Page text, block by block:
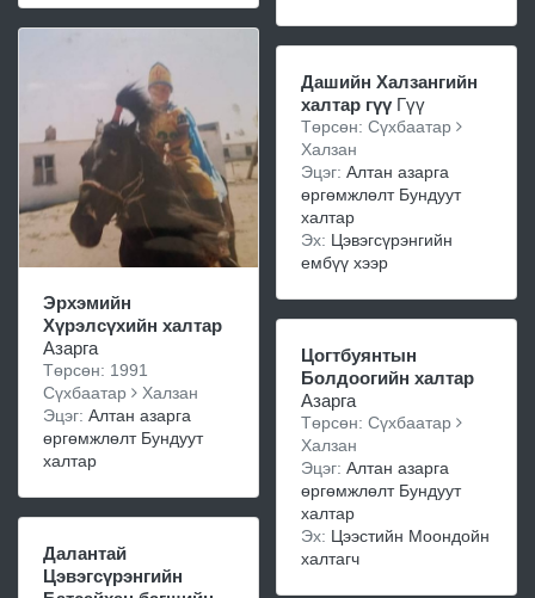
Эрхэмийн
Хүрэлсүхийн халтар
Азарга
Төрсөн: 1991
Сүхбаатар
Халзан
Эцэг: Алтан азарга
өргөмжлөлт Бундуут
халтар
Далантай
Цэвэгсүрэнгийн
Дашийн Халзангийн
халтар гүү Гүү
Төрсөн: Сүхбаатар
Халзан
Эцэг: Алтан азарга
өргөмжлөлт Бундуут
халтар
Эх: Цэвэгсүрэнгийн
ембүү хээр
Цогтбуянтын
Болдоогийн халтар
Азарга
Төрсөн: Сүхбаатар
Халзан
Эцэг: Алтан азарга
өргөмжлөлт Бундуут
халтар
Эх: Цээстийн Моондойн
халтагч